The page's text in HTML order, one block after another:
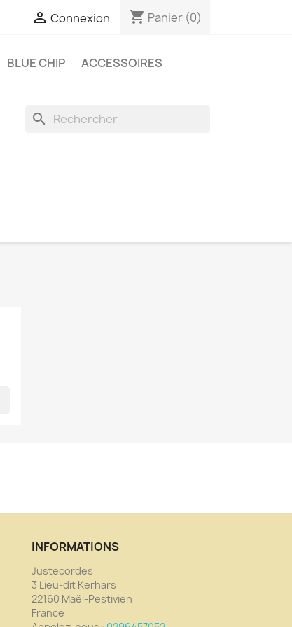
 Connexion shopping_cart Panier (0)
BLUE CHIP
ACCESSOIRES
search
INFORMATIONS
Justecordes
3 Lieu-dit Kerhars
22160 Maël-Pestivien
France